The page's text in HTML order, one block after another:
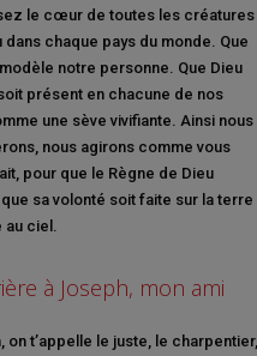
le cœur de toutes les créatures
dans chaque pays du monde. Que
modèle notre personne. Que Dieu
présent en chacune de nos
une sève vivifiante. Ainsi nous
nous agirons comme vous
pour que le Règne de Dieu
sa volonté soit faite sur la terre
ciel.
à Joseph, mon ami
on t’appelle le juste, le charpentier,